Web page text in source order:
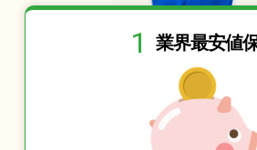
1 業界最安値